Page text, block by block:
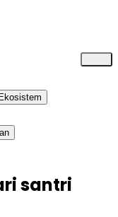
Ekosistem
santri